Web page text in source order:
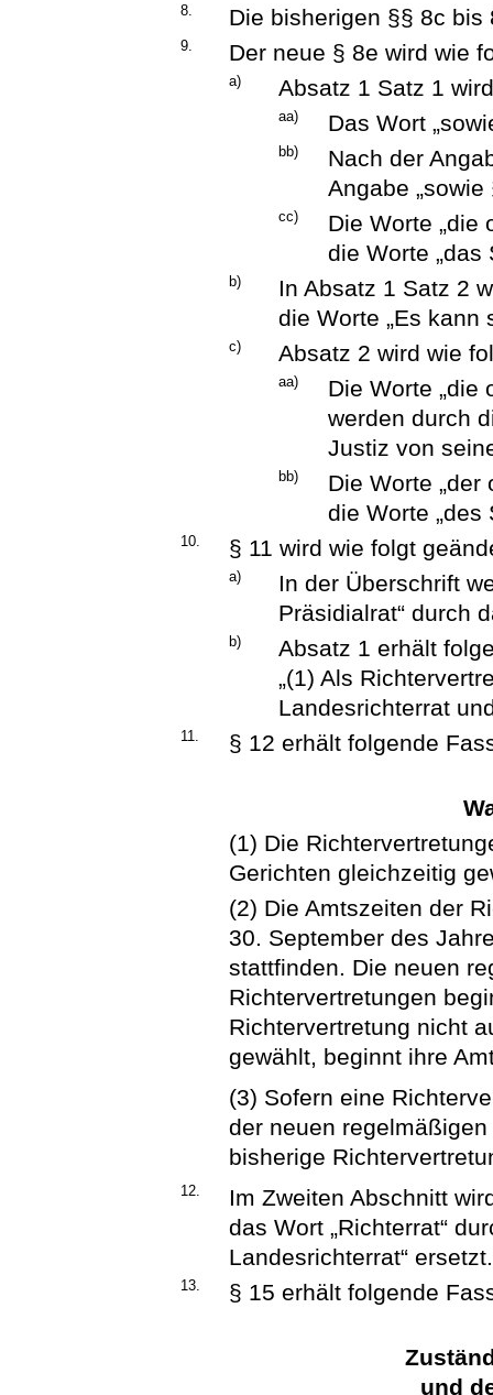
8. Die bisherigen §§ 8c
9. Der neue § 8e wird wie
a) Absatz 1 Satz 1
aa) Das Wort
bb)
Nach der
Angabe
cc)
Die Worte „die
die Worte „das
b)
In Absatz 1 Satz 2
die Worte „Es kann
c) Absatz 2 wird wie
aa)
Die Worte „die
werden durch
Justiz von
bb)
Die Worte „der
die Worte „des
10. § 11 wird wie folgt
a)
In der Überschrift
Präsidialrat“ durch
b)
Absatz 1 erhält
„(1) Als
Landesrichterrat
11. § 12 erhält folgende
(1) Die
Gerichten gleichzeitig
(2) Die Amtszeiten der
30. September des
stattfinden. Die neuen
Richtervertretungen
Richtervertretung nicht
gewählt, beginnt ihre
(3) Sofern eine
der neuen
bisherige
12.
Im Zweiten Abschnitt
das Wort „Richterrat“
Landesrichterrat“ ersetzt.
13. § 15 erhält folgende
und